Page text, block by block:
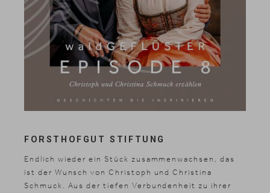
FORSTHOFGUT STIFTUNG
Endlich wieder ein Stück zusammenwachsen, das
ist der Wunsch von Christoph und Christina
Schmuck. Aus der tiefen Verbundenheit zu ihrer